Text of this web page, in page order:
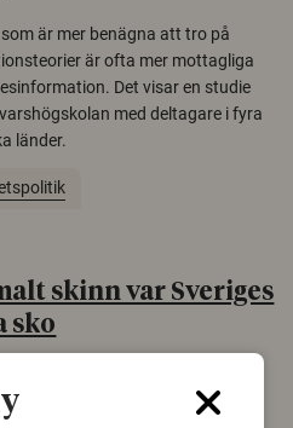
är mer benägna att tro på
är ofta mer mottagliga
Det visar en studie
med deltagare i fyra
länder.
skinn var Sveriges
sko
länge trodde var en